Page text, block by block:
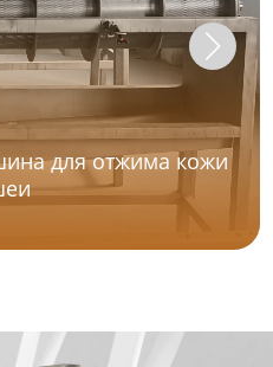
для отжима кожи